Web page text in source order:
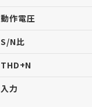
動作電圧
S/N比
THD+N
入力